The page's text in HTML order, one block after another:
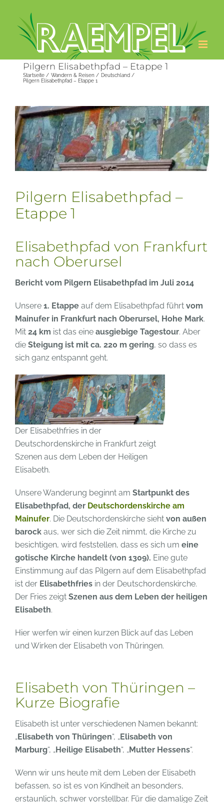
springen
Pilgern Elisabethpfad – Etappe 1
Startseite Wandern & Reisen
Deutschland
Pilgern Elisabethpfad – Etappe 1
Zeige
grösseres
Bild
Pilgern Elisabethpfad –
Etappe 1
Elisabethpfad von Frankfurt
nach Oberursel
Bericht vom Pilgern Elisabethpfad im Juli 2014
Unsere 1. Etappe auf dem Elisabethpfad führt vom
Mainufer in Frankfurt nach Oberursel, Hohe Mark.
Mit 24 km ist das eine ausgiebige Tagestour. Aber
die Steigung ist mit ca. 220 m gering, so dass es
sich ganz entspannt geht.
Der Elisabethfries in der
Deutschordenskirche in Frankfurt zeigt
Szenen aus dem Leben der Heiligen
Elisabeth.
Unsere Wanderung beginnt am Startpunkt des
Elisabethpfad, der Deutschordenskirche am
Mainufer. Die Deutschordenskirche sieht von außen
barock aus, wer sich die Zeit nimmt, die Kirche zu
besichtigen, wird feststellen, dass es sich um eine
gotische Kirche handelt (von 1309). Eine gute
Einstimmung auf das Pilgern auf dem Elisabethpfad
ist der Elisabethfries in der Deutschordenskirche.
Der Fries zeigt Szenen aus dem Leben der heiligen
Elisabeth.
Hier werfen wir einen kurzen Blick auf das Leben
und Wirken der Elisabeth von Thüringen.
Elisabeth von Thüringen –
Kurze Biografie
Elisabeth ist unter verschiedenen Namen bekannt:
„Elisabeth von Thüringen“, „Elisabeth von
Marburg“, „Heilige Elisabeth“, „Mutter Hessens“.
Wenn wir uns heute mit dem Leben der Elisabeth
befassen, so ist es von Kindheit an besonders,
erstaunlich, schwer vorstellbar. Für die damalige Zeit